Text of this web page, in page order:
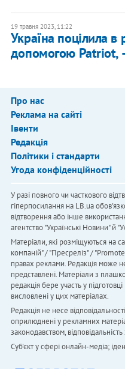
19 травня 2023, 11:22
Україна поцілила в
допомогою Patriot,
Про нас
Реклама на сайті
Івенти
Редакція
Політики і стандарти
Угода конфіденційності
У разі повного чи часткового
гіперпосилання на LB.ua
відтворення або інше
агентство "Українськi Новини" й
Матеріали, які розміщуються на
компаній" / "Пресреліз" /
правах реклами. Редакція може
представлені. Матеріали з
редакція бере участь у
висловлені у цих матеріалах.
Редакція не несе
оприлюднені у рекламних
законодавством,
Cуб'єкт у сфері онлайн-медіа;